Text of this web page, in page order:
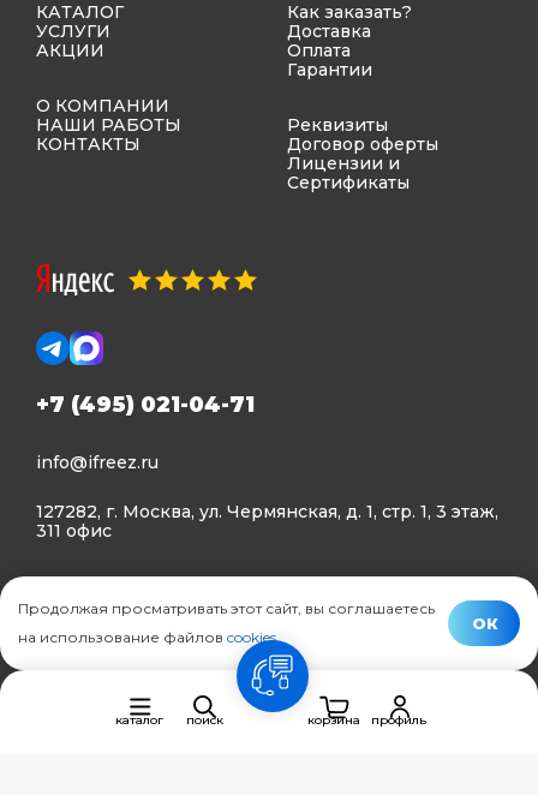
КАТАЛОГ
УСЛУГИ
АКЦИИ
О КОМПАНИИ
НАШИ РАБОТЫ
КОНТАКТЫ
Как заказать?
Доставка
Оплата
Гарантии
Реквизиты
Договор оферты
Лицензии и
Сертификаты
+7 (495) 021-04-71
info@ifreez.ru
127282, г. Москва, ул. Чермянская, д. 1, стр. 1, 3 этаж,
311 офис
Политика конфиденциальности
© Ifreez - продажа и установка климатической техники,
каталог поиск
связь
корзина
профиль
Продолжая просматривать этот сайт, вы соглашаетесь
на использование файлов cookies.
ОК